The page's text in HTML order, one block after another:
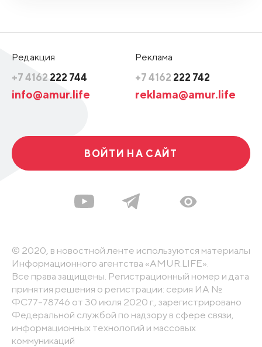
Редакция
+7 4162 222 744
info@amur.life
Реклама
+7 4162 222 742
reklama@amur.life
ВОЙТИ НА САЙТ
© 2020, в новостной ленте используются материалы
Информационного агентства «AMUR.LIFE».
Все права защищены. Регистрационный номер и дата
принятия решения о регистрации: серия ИА №
ФС77-78746 от 30 июля 2020 г., зарегистрировано
Федеральной службой по надзору в сфере связи,
информационных технологий и массовых
коммуникаций